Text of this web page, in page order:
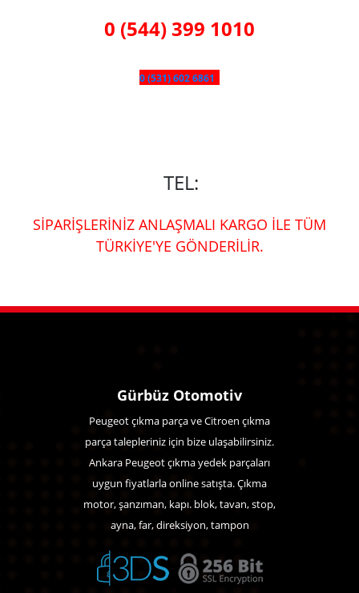
0 (544) 399 1010
0 (531) 602 6861
TEL:
SİPARİŞLERİNİZ ANLAŞMALI KARGO İLE TÜM
TÜRKİYE'YE GÖNDERİLİR.
Gürbüz Otomotiv
Peugeot çıkma parça ve Citroen çıkma
parça talepleriniz için bize ulaşabilirsiniz.
Ankara Peugeot çıkma yedek parçaları
uygun fiyatlarla online satışta. Çıkma
motor, şanzıman, kapı. blok, tavan, stop,
ayna, far, direksiyon, tampon